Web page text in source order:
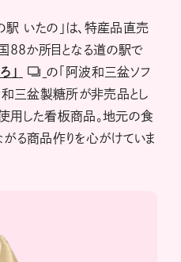
駅 いたの」は、特産品直売
88か所目となる道の駅で
」
の「阿波和三盆ソフ
和三盆製糖所が非売品とし
用した看板商品。地元の食
る商品作りを心がけていま